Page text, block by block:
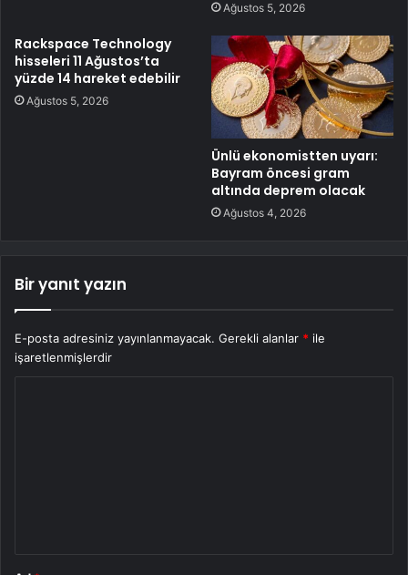
Ağustos 5, 2026
Rackspace Technology
hisseleri 11 Ağustos’ta
yüzde 14 hareket edebilir
Ağustos 5, 2026
Ünlü ekonomistten uyarı:
Bayram öncesi gram
altında deprem olacak
Ağustos 4, 2026
Bir yanıt yazın
E-posta adresiniz yayınlanmayacak. Gerekli alanlar * ile
işaretlenmişlerdir